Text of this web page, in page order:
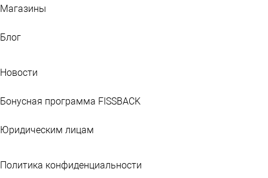
Магазины
Блог
Новости
Бонусная программа FISSBACK
Юридическим лицам
Политика конфиденциальности